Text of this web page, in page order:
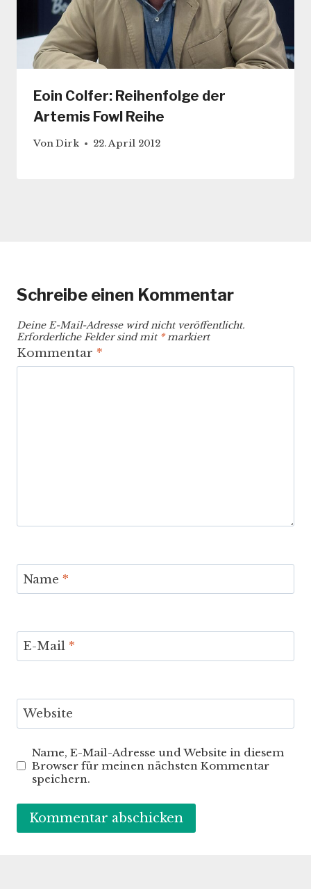
Eoin Colfer: Reihenfolge der
Artemis Fowl Reihe
VonDirk 22. April 2012
Schreibe einen Kommentar
Deine E-Mail-Adresse wird nicht veröffentlicht.
Erforderliche Felder sind mit *markiert
Kommentar *
Name *
E-Mail *
Website
Name, E-Mail-Adresse und Website in diesem
Browser für meinen nächsten Kommentar
speichern.